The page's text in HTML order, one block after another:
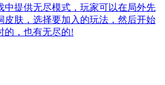
中提供无尽模式，玩家可以在局外先
皮肤，选择要加入的玩法，然后开始
的，也有无尽的!